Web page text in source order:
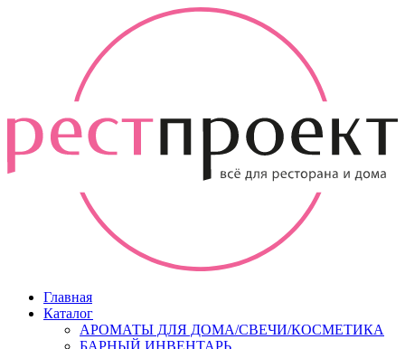
Главная
Каталог
АРОМАТЫ ДЛЯ ДОМА/СВЕЧИ/КОСМЕТИКА
БАРНЫЙ ИНВЕНТАРЬ